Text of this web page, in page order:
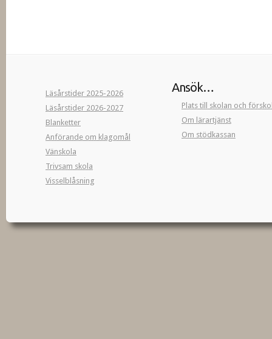
Läsårstider 2025-2026
Läsårstider 2026-2027
Blanketter
Anförande om klagomål
Vänskola
Trivsam skola
Visselblåsning
Ansök…
Plats till skolan och
Om lärartjänst
Om stödkassan